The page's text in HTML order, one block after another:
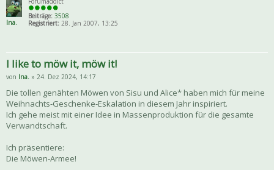
Ina.
Beiträge: 3508
Registriert:28. Jan 2007, 13:25
I like to möw it, möw it!
von Ina. » 24. Dez 2024, 14:17
Die tollen genähten Möwen von Sisu und Alice* haben mich für meine
Weihnachts-Geschenke-Eskalation in diesem Jahr inspiriert.
Ich gehe meist mit einer Idee in Massenproduktion für die gesamte
Verwandtschaft.
Ich präsentiere:
Die Möwen-Armee!